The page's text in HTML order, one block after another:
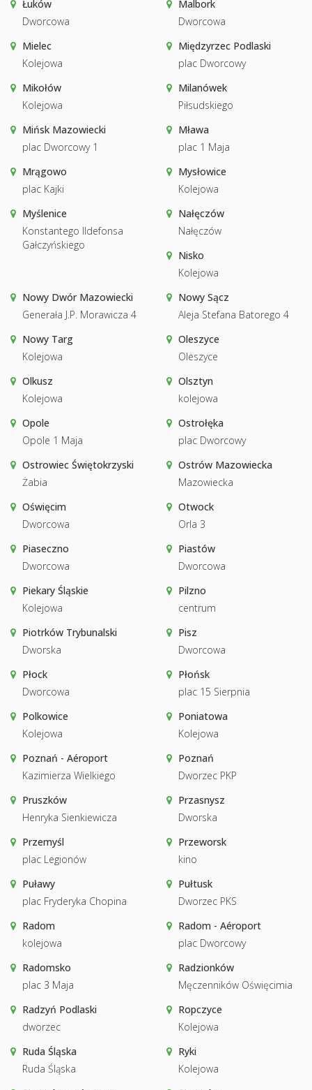
Łuków
Dworcowa
Malbork
Dworcowa
Mielec
Kolejowa
Międzyrzec Podlaski
plac Dworcowy
Mikołów
Kolejowa
Milanówek
Piłsudskiego
Mińsk Mazowiecki
plac Dworcowy 1
Mława
plac 1 Maja
Mrągowo
plac Kajki
Mysłowice
Kolejowa
Myślenice
Konstantego Ildefonsa
Gałczyńskiego
Nałęczów
Nałęczów
Nisko
Kolejowa
Nowy Dwór Mazowiecki
Generała J.P. Morawicza 4
Nowy Sącz
Aleja Stefana Batorego 4
Nowy Targ
Kolejowa
Oleszyce
Oleszyce
Olkusz
Kolejowa
Olsztyn
kolejowa
Opole
Opole 1 Maja
Ostrołęka
plac Dworcowy
Ostrowiec Świętokrzyski
Żabia
Ostrów Mazowiecka
Mazowiecka
Oświęcim
Dworcowa
Otwock
Orla 3
Piaseczno
Dworcowa
Piastów
Dworcowa
Piekary Śląskie
Kolejowa
Pilzno
centrum
Piotrków Trybunalski
Dworska
Pisz
Dworcowa
Płock
Dworcowa
Płońsk
plac 15 Sierpnia
Polkowice
Kolejowa
Poniatowa
Kolejowa
Poznań - Aéroport
Kazimierza Wielkiego
Poznań
Dworzec PKP
Pruszków
Henryka Sienkiewicza
Przasnysz
Dworska
Przemyśl
plac Legionów
Przeworsk
kino
Puławy
plac Fryderyka Chopina
Pułtusk
Dworzec PKS
Radom
kolejowa
Radom - Aéroport
plac Dworcowy
Radomsko
plac 3 Maja
Radzionków
Męczenników Oświęcimia
Radzyń Podlaski
dworzec
Ropczyce
Kolejowa
Ruda Śląska
Ruda Śląska
Ryki
Kolejowa